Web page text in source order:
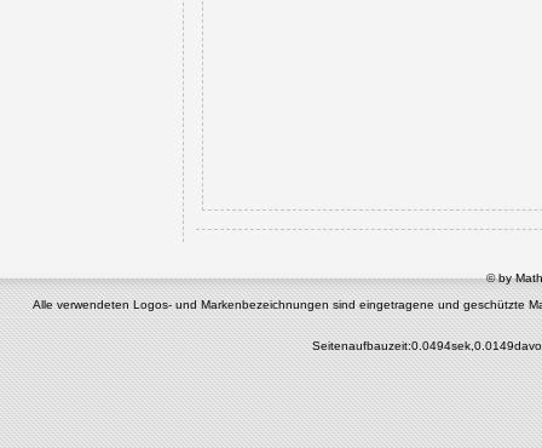
© by
Alle verwendeten Logos- und Markenbezeichnungen sind eingetragene und geschützte